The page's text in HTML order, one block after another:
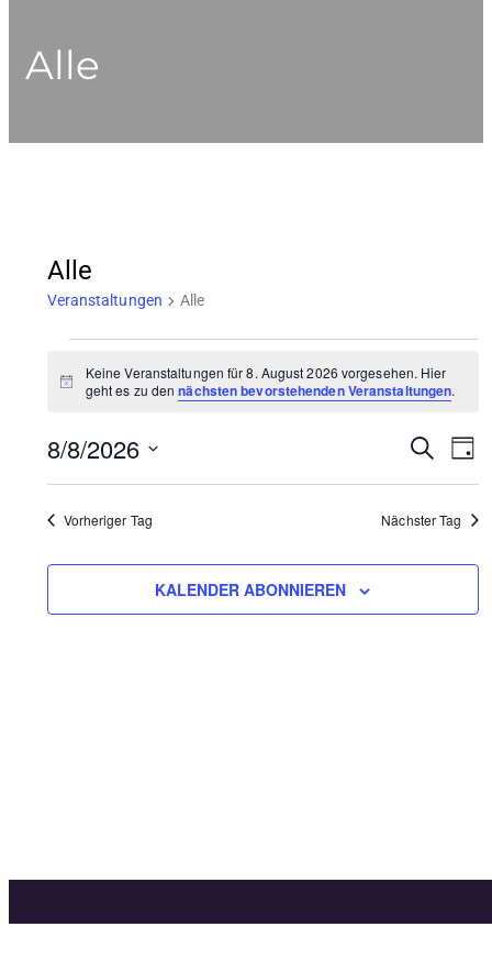
Alle
Alle
Veranstaltungen Alle
Veranstaltungen
für
8.
August
2026
Hinweis
Keine Veranstaltungen für 8. August 2026 vorgesehen. Hier
geht es zu dennächsten bevorstehenden Veranstaltungen.
und
SUCHE
TAG
8/8/2026
Vorheriger Tag Nächster Tag
KALENDER ABONNIEREN